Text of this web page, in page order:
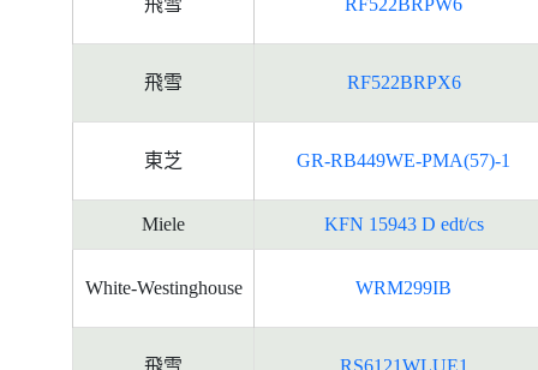
飛雪 RF522BRPW6
飛雪 RF522BRPX6
東芝 GR-RB449WE-PMA(57)-1
Miele KFN 15943 D edt/cs
White-Westinghouse WRM299IB
飛雪 RS6121WLUE1